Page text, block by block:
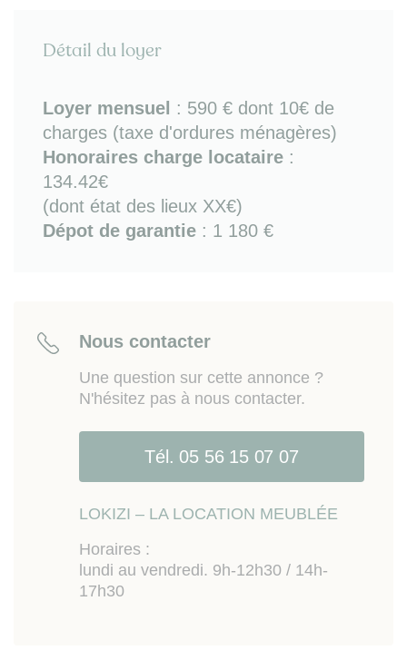
bureau, mobilier de rangement)
Chauffage électrique et fenêtres double vitrage.
Sur place ou à proximité immédiate : tous
commerces de quartier (Chartrons), supermarché,
restaurants, Jardin Public, écoles (INSEEC, ISEG,
etc), quais de Garonne (promenade, shopping,
marché dominical).
Détail du loyer
Loyer mensuel : 590 € dont 10€ de
charges (taxe d'ordures ménagères)
Honoraires charge locataire :
134.42€
(dont état des lieux XX€)
Dépot de garantie : 1 180 €
Nous contacter
Une question sur cette annonce ?
N'hésitez pas à nous contacter.
Tél. 05 56 15 07 07
LOKIZI – LA LOCATION MEUBLÉE
Horaires :
lundi au vendredi. 9h-12h30 / 14h-
17h30